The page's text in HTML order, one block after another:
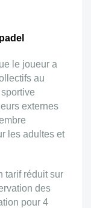
le joueur a
au
externes
les adultes et
tarif réduit sur
des
pour 4